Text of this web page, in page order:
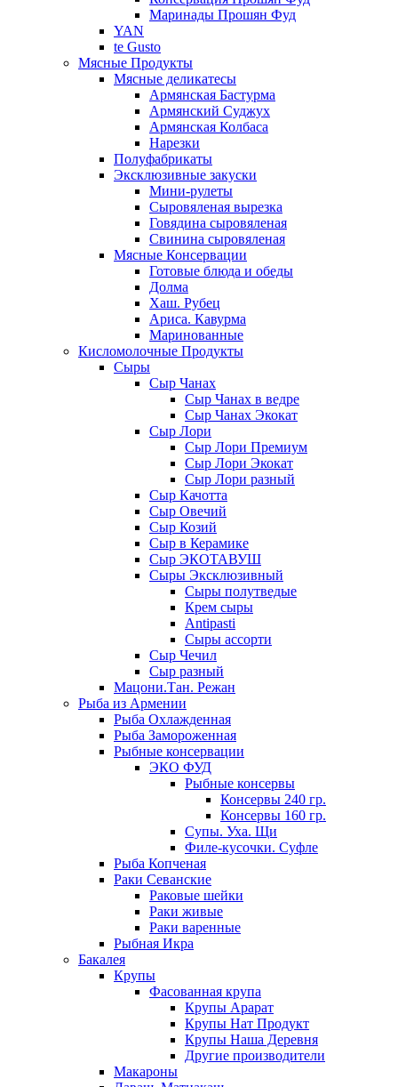
Маринады Прошян Фуд
YAN
te Gusto
Мясные Продукты
Мясные деликатесы
Армянская Бастурма
Армянский Суджух
Армянская Колбаса
Нарезки
Полуфабрикаты
Эксклюзивные закуски
Мини-рулеты
Сыровяленая вырезка
Говядина сыровяленая
Свинина сыровяленая
Мясные Консервации
Готовые блюда и обеды
Долма
Хаш. Рубец
Ариса. Кавурма
Маринованные
Кисломолочные Продукты
Сыры
Сыр Чанах
Сыр Чанах в ведре
Сыр Чанах Экокат
Сыр Лори
Сыр Лори Премиум
Сыр Лори Экокат
Сыр Лори разный
Сыр Качотта
Сыр Овечий
Сыр Козий
Сыр в Керамике
Сыр ЭКОТАВУШ
Сыры Эксклюзивный
Сыры полутведые
Крем сыры
Antipasti
Сыры ассорти
Сыр Чечил
Сыр разный
Мацони.Тан. Режан
Рыба из Армении
Рыба Охлажденная
Рыба Замороженная
Рыбные консервации
ЭКО ФУД
Рыбные консервы
Консервы 240 гр.
Консервы 160 гр.
Супы. Уха. Щи
Филе-кусочки. Суфле
Рыба Копченая
Раки Севанские
Раковые шейки
Раки живые
Раки варенные
Рыбная Икра
Бакалея
Крупы
Фасованная крупа
Крупы Арарат
Крупы Нат Продукт
Крупы Наша Деревня
Другие производители
Макароны